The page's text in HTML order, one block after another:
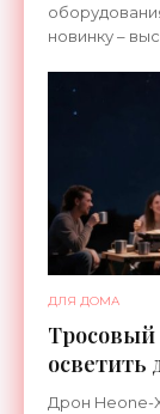
новинку –
ДЛЯ ДОМА
Тросовый
осветить
земли -
Дрон Heone-